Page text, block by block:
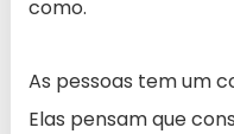
como.
As pessoas tem um
Elas pensam que